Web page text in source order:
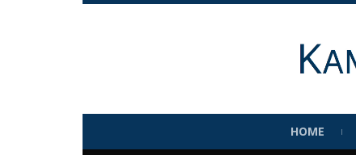
HOME